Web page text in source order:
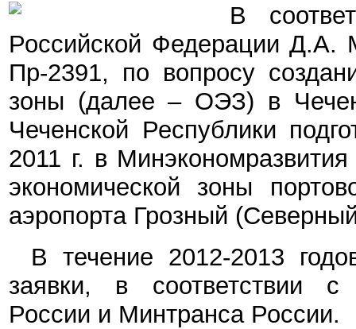
В
Российской Федерации Д.А.
Пр-2391, по вопросу
зоны (далее – ОЭЗ) в
Чеченской Республики
2011 г. в
экономической зоны
аэропорта Грозный
В течение 2012-2013
заявки, в соответствии с
России и Минтранса России.